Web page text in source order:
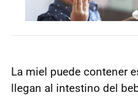
La miel puede contener
llegan al intestino del